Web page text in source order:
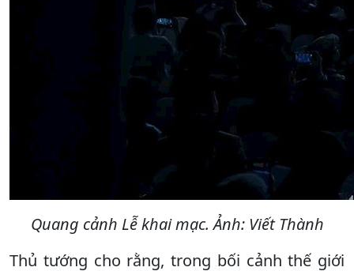
Quang cảnh Lễ khai mạc. Ảnh: Viết Thành
Thủ tướng cho rằng, trong bối cảnh thế giới